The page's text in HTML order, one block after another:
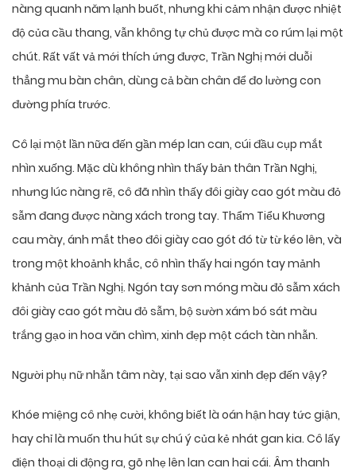
nàng quanh năm lạnh buốt, nhưng khi cảm nhận được nhiệt
độ của cầu thang, vẫn không tự chủ được mà co rúm lại một
chút. Rất vất vả mới thích ứng được, Trần Nghị mới duỗi
thẳng mu bàn chân, dùng cả bàn chân để đo lường con
đường phía trước.
Cô lại một lần nữa đến gần mép lan can, cúi đầu cụp mắt
nhìn xuống. Mặc dù không nhìn thấy bản thân Trần Nghị,
nhưng lúc nàng rẽ, cô đã nhìn thấy đôi giày cao gót màu đỏ
sẫm đang được nàng xách trong tay. Thẩm Tiểu Khương
cau mày, ánh mắt theo đôi giày cao gót đó từ từ kéo lên, và
trong một khoảnh khắc, cô nhìn thấy hai ngón tay mảnh
khảnh của Trần Nghị. Ngón tay sơn móng màu đỏ sẫm xách
đôi giày cao gót màu đỏ sẫm, bộ sườn xám bó sát màu
trắng gạo in hoa văn chìm, xinh đẹp một cách tàn nhẫn.
Người phụ nữ nhẫn tâm này, tại sao vẫn xinh đẹp đến vậy?
Khóe miệng cô nhẹ cười, không biết là oán hận hay tức giận,
hay chỉ là muốn thu hút sự chú ý của kẻ nhát gan kia. Cô lấy
điện thoại di động ra, gõ nhẹ lên lan can hai cái. Âm thanh